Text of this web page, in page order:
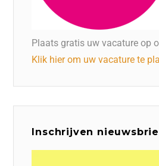
Plaats gratis uw vacature op
Klik hier om uw vacature te
Inschrijven